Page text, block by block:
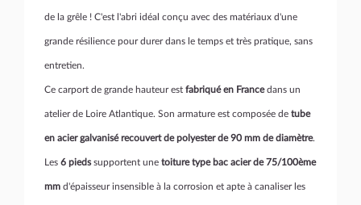
de la grêle ! C'est l'abri idéal conçu avec des matériaux d'une
grande résilience pour durer dans le temps et très pratique, sans
entretien.
Ce carport de grande hauteur est fabriqué en Francedans un
atelier de Loire Atlantique. Son armature est composée de tube
en acier galvanisé recouvert de polyester de 90 mm de diamètre.
Les 6 piedssupportent une toiture type bac acier de 75/100ème
mm d'épaisseur insensible à la corrosion et apte à canaliser les